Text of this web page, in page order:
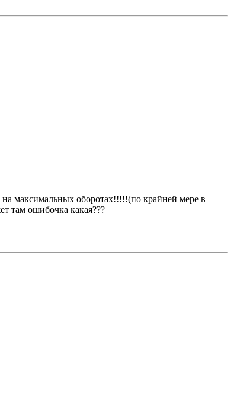
максимальных оборотах!!!!!(по крайней мере в
там ошибочка какая???